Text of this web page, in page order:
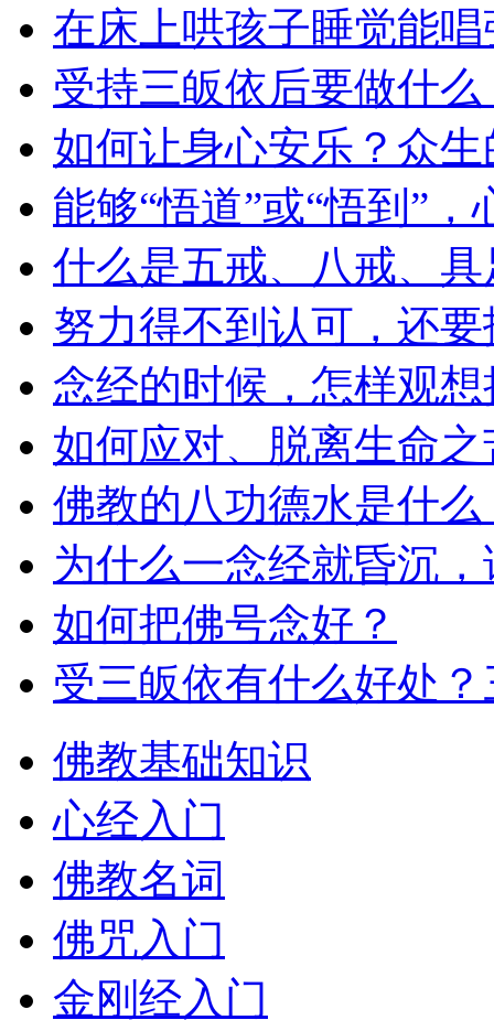
在床上哄孩子睡觉能
受持三皈依后要做什
如何让身心安乐？众
能够“悟道”或“悟到”
什么是五戒、八戒、
努力得不到认可，还
念经的时候，怎样观
如何应对、脱离生命之
佛教的八功德水是什
为什么一念经就昏沉
如何把佛号念好？
受三皈依有什么好处
佛教基础知识
心经入门
佛教名词
佛咒入门
金刚经入门